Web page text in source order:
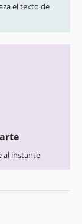
el texto de
al instante